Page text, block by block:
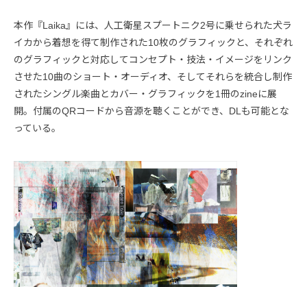
本作『Laika』には、人工衛星スプートニク2号に乗せられた犬ラ
イカから着想を得て制作された10枚のグラフィックと、それぞれ
のグラフィックと対応してコンセプト・技法・イメージをリンク
させた10曲のショート・オーディオ、そしてそれらを統合し制作
されたシングル楽曲とカバー・グラフィックを1冊のzineに展
開。付属のQRコードから音源を聴くことができ、DLも可能とな
っている。